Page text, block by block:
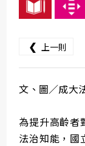
❮ 上一則
文、圖／成大
為提升高齡者
法治知能，國